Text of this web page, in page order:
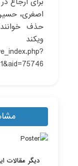
حذف
دیگر مقالات